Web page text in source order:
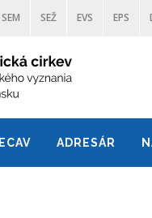
SEM SEŽ EVS EPS
ECAV ADRESÁR